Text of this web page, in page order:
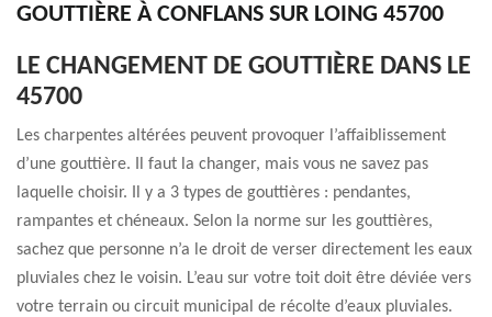
GOUTTIÈRE À CONFLANS SUR LOING 45700
LE CHANGEMENT DE GOUTTIÈRE DANS LE
45700
Les charpentes altérées peuvent provoquer l’affaiblissement
d’une gouttière. Il faut la changer, mais vous ne savez pas
laquelle choisir. Il y a 3 types de gouttières : pendantes,
rampantes et chéneaux. Selon la norme sur les gouttières,
sachez que personne n’a le droit de verser directement les eaux
pluviales chez le voisin. L’eau sur votre toit doit être déviée vers
votre terrain ou circuit municipal de récolte d’eaux pluviales.